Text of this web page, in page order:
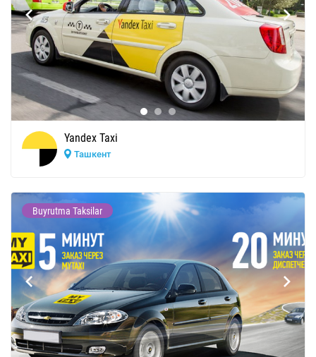
Yandex Taxi
Ташкент
Buyrutma Taksilar